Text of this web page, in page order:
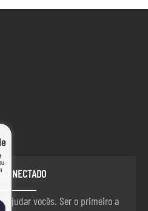
ajudar vocês. Ser o primeiro a